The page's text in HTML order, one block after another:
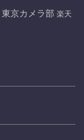
東京カメラ部 楽天